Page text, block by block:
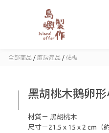
全部商品 / 廚房產品 / 砧板
黑胡桃木鵝卵
材質－ 黑胡桃木
尺寸－21.5 x 15 x 2 cm（約